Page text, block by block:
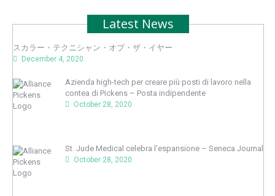
Latest News
スカラー・テクニシャン・オブ・ザ・イヤー
December 4, 2020
Azienda high-tech per creare più posti di lavoro nella
contea di Pickens – Posta indipendente
October 28, 2020
St. Jude Medical celebra l’espansione – Seneca Journal
October 28, 2020